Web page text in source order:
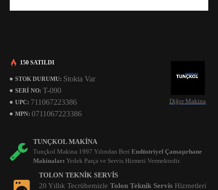
STOK DURUMU: Stokta Var
SERI NO: T-090
UPC: 711067223386
MPN: 0711067223386
Diğer Makina
150 SATILDI
TUNÇKOL MAKINA
Tunçkol Makina 1997 Yılından Beri Endüstriyel Çamaşırhane
Makinaları Yedek Parça ve Servis Hizmeti Vermektedir.
TOLON TEKNIK SERVIS
20 Yıllık Tecrübemizle Tolon Teknik Servis Hizmetleri